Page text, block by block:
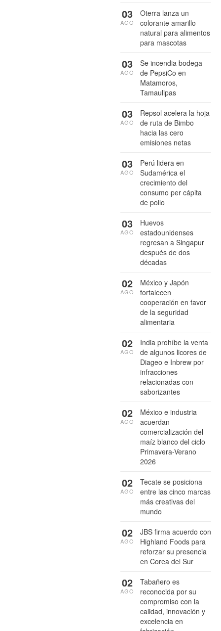
Oterra lanza un
colorante amarillo
natural para alimentos
para mascotas
03
AGO
Se incendia bodega
de PepsiCo en
Matamoros,
Tamaulipas
03
AGO
Repsol acelera la hoja
de ruta de Bimbo
hacia las cero
emisiones netas
03
AGO
Perú lidera en
Sudamérica el
crecimiento del
consumo per cápita
de pollo
03
AGO
Huevos
estadounidenses
regresan a Singapur
después de dos
décadas
03
AGO
México y Japón
fortalecen
cooperación en favor
de la seguridad
alimentaria
02
AGO
India prohíbe la venta
de algunos licores de
Diageo e Inbrew por
infracciones
relacionadas con
saborizantes
02
AGO
México e industria
acuerdan
comercialización del
maíz blanco del ciclo
Primavera-Verano
2026
02
AGO
Tecate se posiciona
entre las cinco marcas
más creativas del
mundo
02
AGO
JBS firma acuerdo con
Highland Foods para
reforzar su presencia
en Corea del Sur
02
AGO
Tabañero es
reconocida por su
compromiso con la
calidad, innovación y
excelencia en
02
AGO